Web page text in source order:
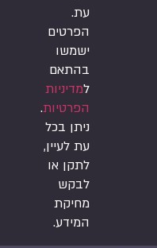
הפרטים
ישמשו
בהתאם
מדיניות
הפרטיות.
ניתן בכל
עת לעיין,
לתקן או
לבקש
מחיקת
המידע.